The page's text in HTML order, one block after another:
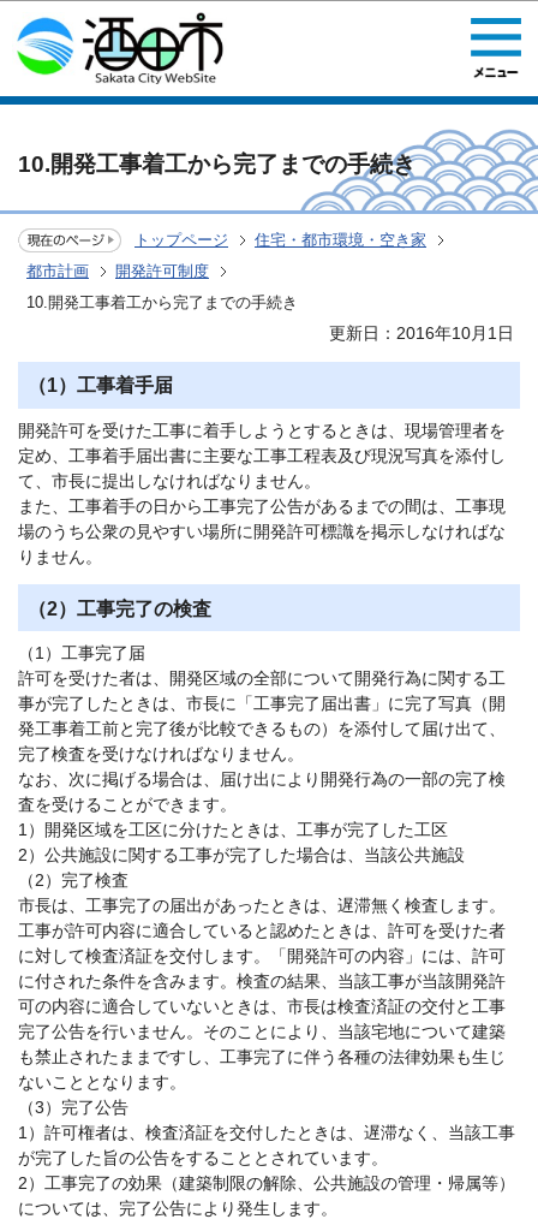
このページの本文へ移動
10.開発工事着工から完了までの手続き
トップページ
住宅・都市環境・空き家
都市計画
開発許可制度
10.開発工事着工から完了までの手続き
更新日：2016年10月1日
（1）工事着手届
開発許可を受けた工事に着手しようとするときは、現場管理者を
定め、工事着手届出書に主要な工事工程表及び現況写真を添付し
て、市長に提出しなければなりません。
また、工事着手の日から工事完了公告があるまでの間は、工事現
場のうち公衆の見やすい場所に開発許可標識を掲示しなければな
りません。
（2）工事完了の検査
（1）工事完了届
許可を受けた者は、開発区域の全部について開発行為に関する工
事が完了したときは、市長に「工事完了届出書」に完了写真（開
発工事着工前と完了後が比較できるもの）を添付して届け出て、
完了検査を受けなければなりません。
なお、次に掲げる場合は、届け出により開発行為の一部の完了検
査を受けることができます。
1）開発区域を工区に分けたときは、工事が完了した工区
2）公共施設に関する工事が完了した場合は、当該公共施設
（2）完了検査
市長は、工事完了の届出があったときは、遅滞無く検査します。
工事が許可内容に適合していると認めたときは、許可を受けた者
に対して検査済証を交付します。「開発許可の内容」には、許可
に付された条件を含みます。検査の結果、当該工事が当該開発許
可の内容に適合していないときは、市長は検査済証の交付と工事
完了公告を行いません。そのことにより、当該宅地について建築
も禁止されたままですし、工事完了に伴う各種の法律効果も生じ
ないこととなります。
（3）完了公告
1）許可権者は、検査済証を交付したときは、遅滞なく、当該工事
が完了した旨の公告をすることとされています。
2）工事完了の効果（建築制限の解除、公共施設の管理・帰属等）
については、完了公告により発生します。